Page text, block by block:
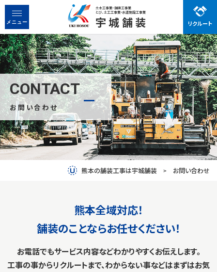
土木工事業・舗装工事業
とび、土工工事業・水道施設工事業
宇城舗装 リクルート
宇城舗装で働く魅力
先輩社員の声
CONTACT
お問い合わせ
熊本の舗装工事は宇城舗装 お問い合わせ
熊本全域対応！
舗装のことならお任せください！
お電話でもサービス内容などわかりやすくお伝えします。
工事の事からリクルートまで、わからない事などはまずはお気
メニュー
お知らせ
事業紹介
会社概要
先輩社員の声
働く魅力
0964-33-1010